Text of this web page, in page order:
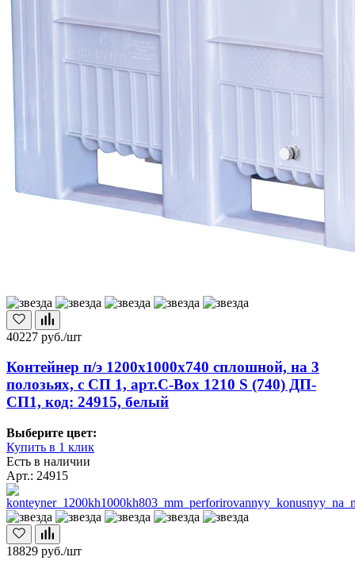
40227 руб./шт
Контейнер п/э 1200х1000х740 сплошной, на 3
полозьях, с СП 1, арт.C-Box 1210 S (740) ДП-
СП1, код: 24915, белый
Выберите цвет:
Купить в 1 клик
Есть в наличии
Арт.: 24915
18829 руб./шт